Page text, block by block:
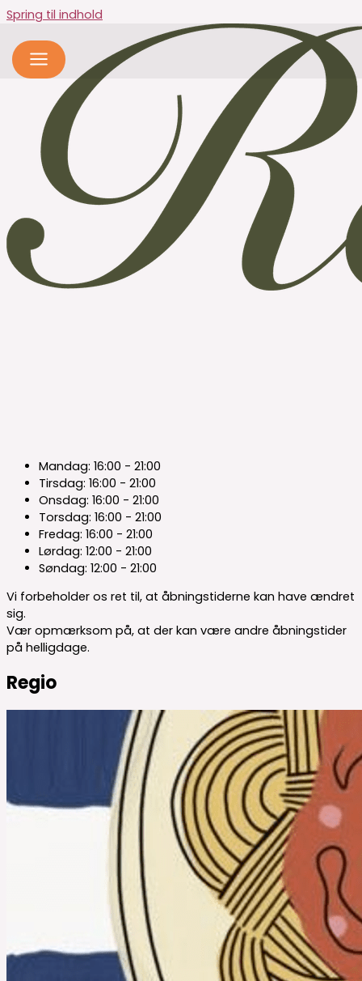
Spring til indhold
Mandag: 16:00 - 21:00
Tirsdag: 16:00 - 21:00
Onsdag: 16:00 - 21:00
Torsdag: 16:00 - 21:00
Fredag: 16:00 - 21:00
Lørdag: 12:00 - 21:00
Søndag: 12:00 - 21:00
Vi forbeholder os ret til, at åbningstiderne kan have ændret
sig.
Vær opmærksom på, at der kan være andre åbningstider
på helligdage.
Regio